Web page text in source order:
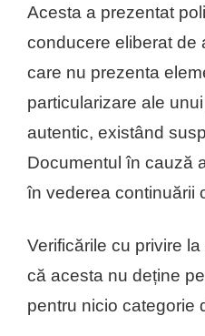
Acesta a prezentat
conducere eliberat de
care nu prezenta
particularizare ale
autentic, existând
Documentul în cauză
în vederea continuării
Verificările cu privire
că acesta nu deține
pentru nicio categorie